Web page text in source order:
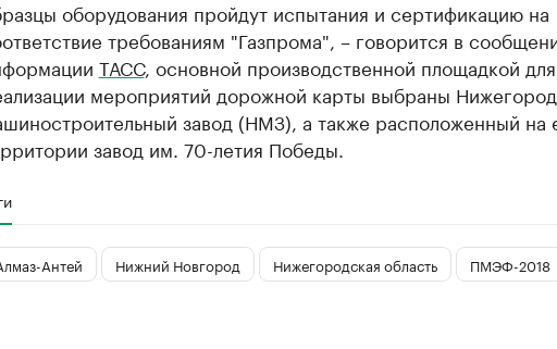
оборудования пройдут испытания и сертификацию на
требованиям "Газпрома", – говорится в
ТАСС, основной производственной площадкой для
мероприятий дорожной карты выбраны
завод (НМЗ), а также расположенный на
завод им. 70-летия Победы.
Антей Нижний Новгород Нижегородская область ПМЭФ-2018